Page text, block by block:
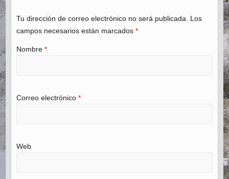
Tu dirección de correo electrónico no será publicada. Los
campos necesarios están marcados *
Nombre *
Correo electrónico *
Web